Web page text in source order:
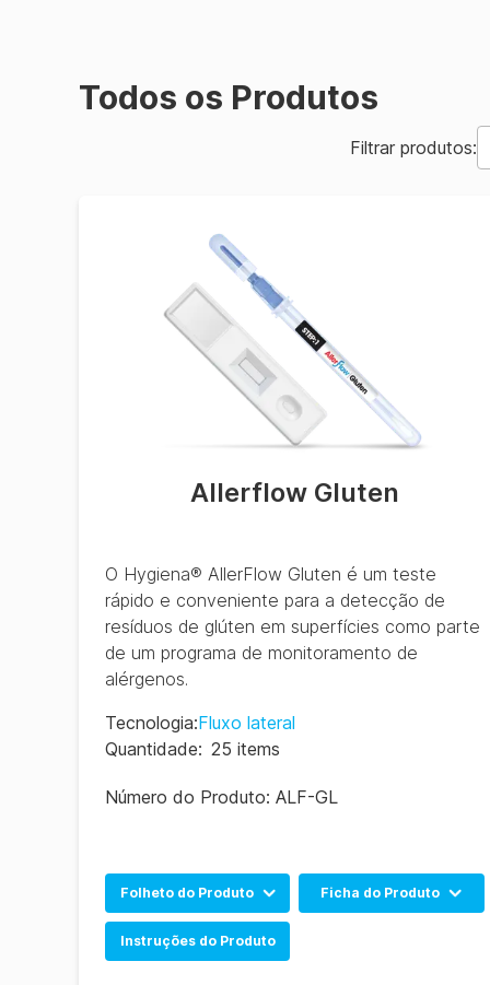
Todos os Produtos
Filtrar produtos:
Allerflow Gluten
O Hygiena® AllerFlow Gluten é um teste
rápido e conveniente para a detecção de
resíduos de glúten em superfícies como parte
de um programa de monitoramento de
alérgenos.
Tecnologia:Fluxo lateral
Quantidade: 25 items
Número do Produto: ALF-GL
Folheto do Produto
Allergen Product Range
Ficha do Produto
Instruções do Produto